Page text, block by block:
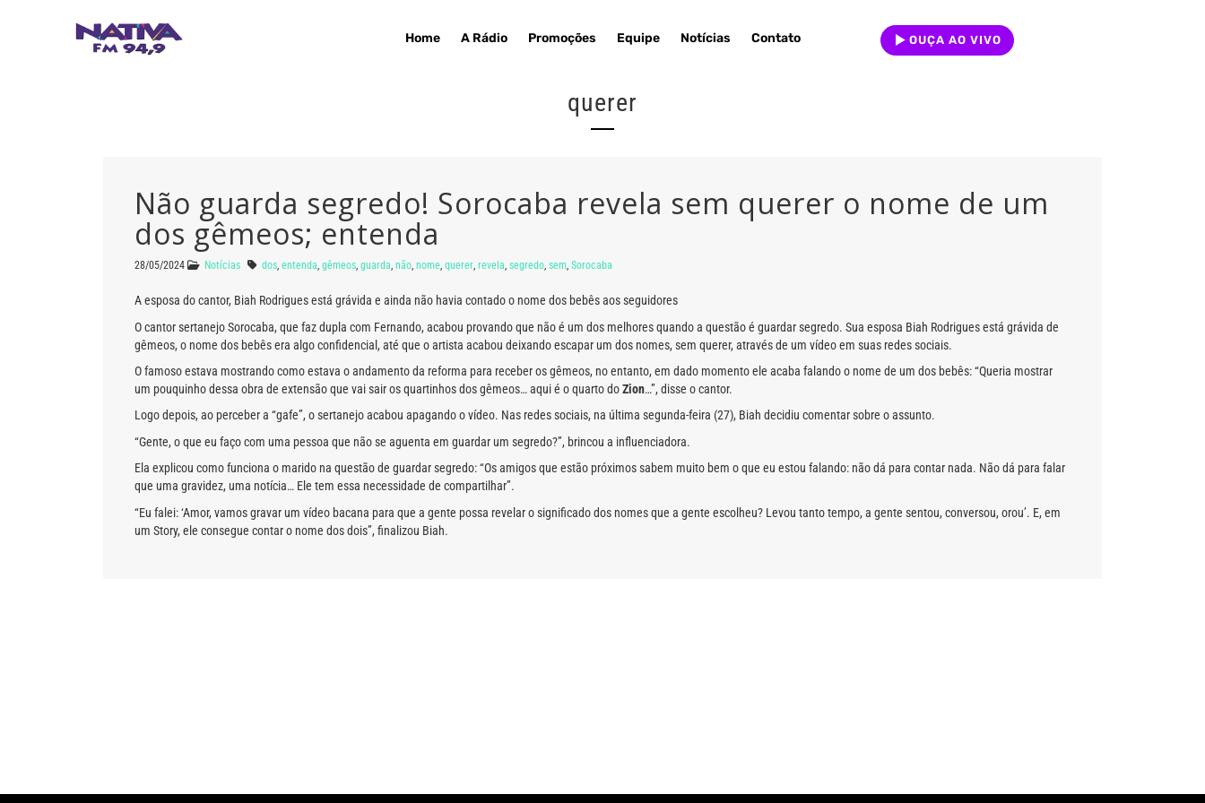
Home A Rádio Promoções Equipe Notícias Contato OUÇA AO VIVO
querer
Não guarda segredo! Sorocaba revela sem querer o nome de um
dos gêmeos; entenda
28/05/2024 Notícias dos, entenda, gêmeos, guarda, não, nome, querer, revela, segredo, sem, Sorocaba
A esposa do cantor, Biah Rodrigues está grávida e ainda não havia contado o nome dos bebês aos seguidores
O cantor sertanejo Sorocaba, que faz dupla com Fernando, acabou provando que não é um dos melhores quando a questão é guardar segredo. Sua esposa Biah Rodrigues está grávida de
gêmeos, o nome dos bebês era algo confidencial, até que o artista acabou deixando escapar um dos nomes, sem querer, através de um vídeo em suas redes sociais.
O famoso estava mostrando como estava o andamento da reforma para receber os gêmeos, no entanto, em dado momento ele acaba falando o nome de um dos bebês: “Queria mostrar
um pouquinho dessa obra de extensão que vai sair os quartinhos dos gêmeos… aqui é o quarto doZion…”, disse o cantor.
Logo depois, ao perceber a “gafe”, o sertanejo acabou apagando o vídeo. Nas redes sociais, na última segunda-feira (27), Biah decidiu comentar sobre o assunto.
“Gente, o que eu faço com uma pessoa que não se aguenta em guardar um segredo?”, brincou a influenciadora.
Ela explicou como funciona o marido na questão de guardar segredo: “Os amigos que estão próximos sabem muito bem o que eu estou falando: não dá para contar nada. Não dá para falar
que uma gravidez, uma notícia… Ele tem essa necessidade de compartilhar”.
“Eu falei: ‘Amor, vamos gravar um vídeo bacana para que a gente possa revelar o significado dos nomes que a gente escolheu? Levou tanto tempo, a gente sentou, conversou, orou’. E, em
um Story, ele consegue contar o nome dos dois”, finalizou Biah.